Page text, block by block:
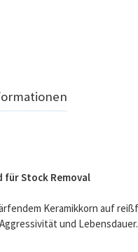
für Stock Removal
Keramikkorn auf
und Lebensdauer.